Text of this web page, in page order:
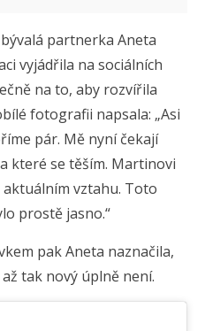
partnerka Aneta
vyjádřila na sociálních
na to, aby rozvířila
fotografii napsala: „Asi
pár. Mě nyní čekají
které se těším. Martinovi
vztahu. Toto
prostě jasno.“
pak Aneta naznačila,
tak nový úplně není.